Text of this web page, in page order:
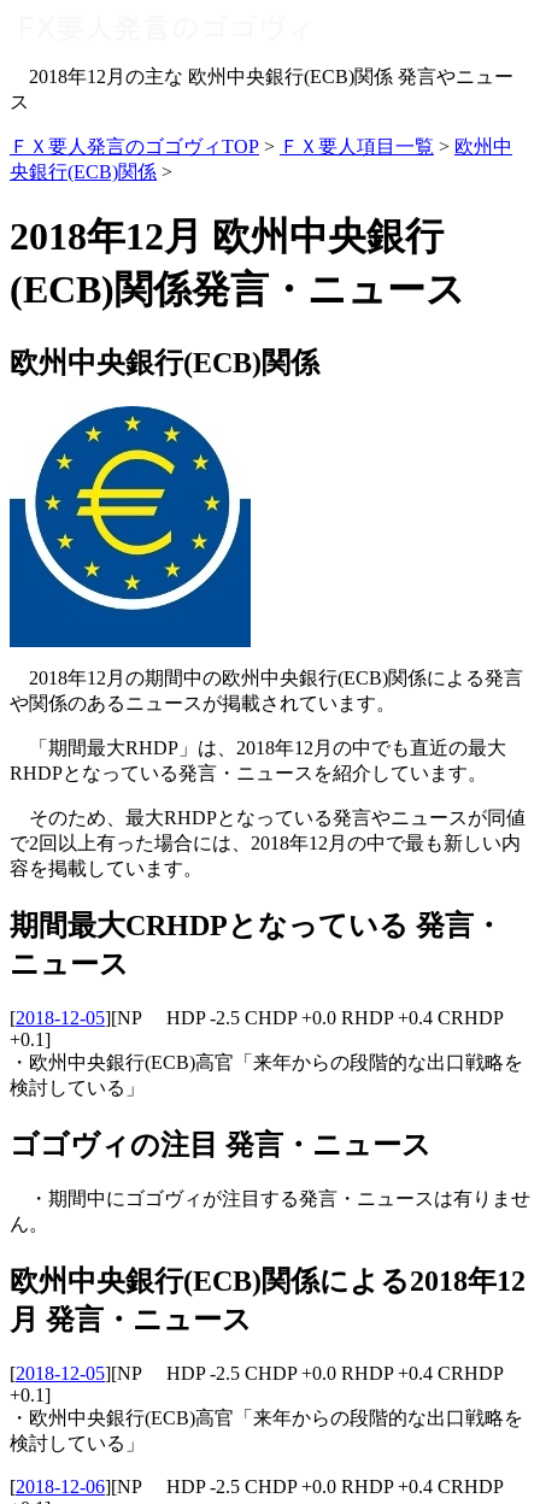
2018年12月の主な 欧州中央銀行(ECB)関係 発言やニュー
ス
ＦＸ要人発言のゴゴヴィTOP > ＦＸ要人項目一覧 > 欧州中
央銀行(ECB)関係 >
2018年12月 欧州中央銀行
(ECB)関係発言・ニュース
欧州中央銀行(ECB)関係
2018年12月の期間中の欧州中央銀行(ECB)関係による発言
や関係のあるニュースが掲載されています。
「期間最大RHDP」は、2018年12月の中でも直近の最大
RHDPとなっている発言・ニュースを紹介しています。
そのため、最大RHDPとなっている発言やニュースが同値
で2回以上有った場合には、2018年12月の中で最も新しい内
容を掲載しています。
期間最大CRHDPとなっている 発言・
ニュース
[2018-12-05][NP HDP -2.5 CHDP +0.0 RHDP +0.4 CRHDP
+0.1]
・欧州中央銀行(ECB)高官「来年からの段階的な出口戦略を
検討している」
ゴゴヴィの注目 発言・ニュース
・期間中にゴゴヴィが注目する発言・ニュースは有りませ
ん。
欧州中央銀行(ECB)関係による2018年12
月 発言・ニュース
[2018-12-05][NP HDP -2.5 CHDP +0.0 RHDP +0.4 CRHDP
+0.1]
・欧州中央銀行(ECB)高官「来年からの段階的な出口戦略を
検討している」
[2018-12-06][NP HDP -2.5 CHDP +0.0 RHDP +0.4 CRHDP